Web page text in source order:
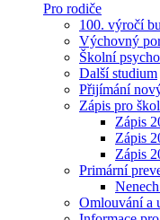
Pro rodiče
100. výročí
Výchovný
Školní
Další studium
Přijímání
Zápis pro
Zápis
Zápis
Zápis
Primární
Omlouvání a